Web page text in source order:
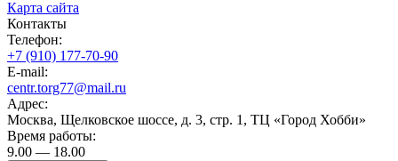
Карта сайта
Контакты
Телефон:
+7 (910) 177-70-90
E-mail:
centr.torg77@mail.ru
Адрес:
Москва, Щелковское шоссе, д. 3, стр. 1, ТЦ «Город Хобби»
Время работы:
9.00 — 18.00